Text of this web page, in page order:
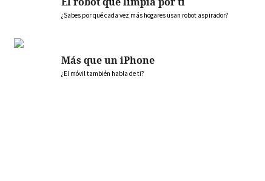
¿Sabes por qué cada vez más hogares usan robot aspirador?
Más que un iPhone
¿El móvil también habla de ti?